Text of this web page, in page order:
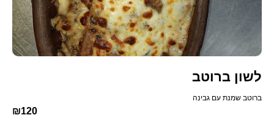
לשון ברוטב
ברוטב שמנת עם גבינה
₪120